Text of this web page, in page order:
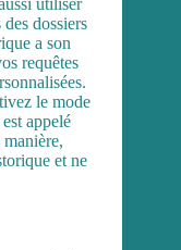
dossiers
a son
requêtes
le mode
appelé
et ne